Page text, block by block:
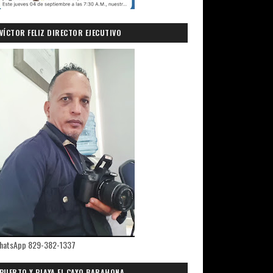
FELIZ DIRECTOR EJECUTIVO
829-382-1337